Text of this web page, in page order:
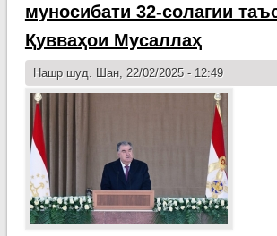
муносибати 32-солагии
Қувваҳои Мусаллаҳ
Нашр шуд. Шан, 22/02/2025 - 12:49